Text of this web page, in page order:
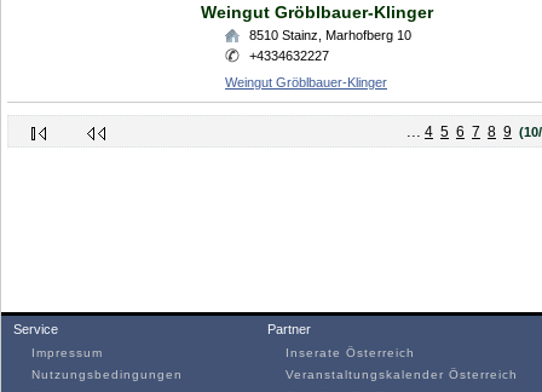
Weingut Gröblbauer-Klinger
8510 Stainz Marhofberg 10
+4334632227
Weingut Gröblbauer-Klinger
... 4 5 6 7 8 9
Service
Impressum
Nutzungsbedingungen
Partner
Inserate Österreich
Veranstaltungskalender Österreich